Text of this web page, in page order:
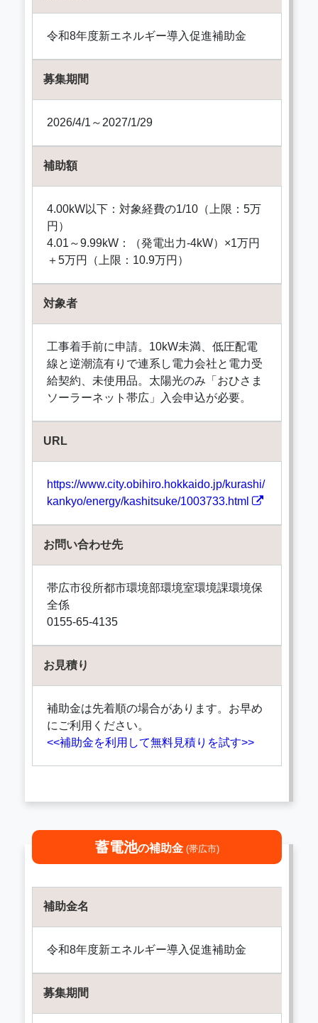
令和8年度新エネルギー導入促進補助金
募集期間
2026/4/1～2027/1/29
補助額
4.00kW以下：対象経費の1/10（上限：5万
円）
4.01～9.99kW：（発電出力-4kW）×1万円
＋5万円（上限：10.9万円）
対象者
工事着手前に申請。10kW未満、低圧配電
線と逆潮流有りで連系し電力会社と電力受
給契約、未使用品。太陽光のみ「おひさま
ソーラーネット帯広」入会申込が必要。
URL
https://www.city.obihiro.hokkaido.jp/kurashi/
kankyo/energy/kashitsuke/1003733.html
お問い合わせ先
帯広市役所都市環境部環境室環境課環境保
全係
0155-65-4135
お見積り
補助金は先着順の場合があります。お早め
にご利用ください。
<<補助金を利用して無料見積りを試す>>
蓄電池の補助金 (帯広市)
補助金名
令和8年度新エネルギー導入促進補助金
募集期間